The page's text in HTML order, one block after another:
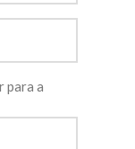
para a